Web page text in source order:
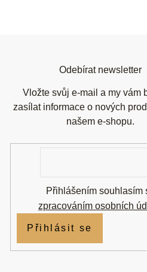
Odebírat newsletter
Vložte svůj e-mail a my vám
zasílat informace o nových
našem e-shopu.
zpracováním osobních
Přihlásit se